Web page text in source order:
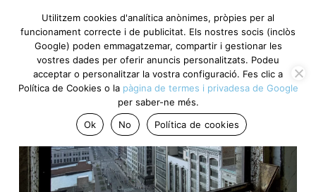
Utilitzem cookies d'analítica anònimes, pròpies per al
funcionament correcte i de publicitat. Els nostres socis (inclòs
Google) poden emmagatzemar, compartir i gestionar les
vostres dades per oferir anuncis personalitzats. Podeu
acceptar o personalitzar la vostra configuració. Fes clic a
Política de Cookies o la pàgina de termes i privadesa de Google
per saber-ne més.
Ok
No Política de cookies